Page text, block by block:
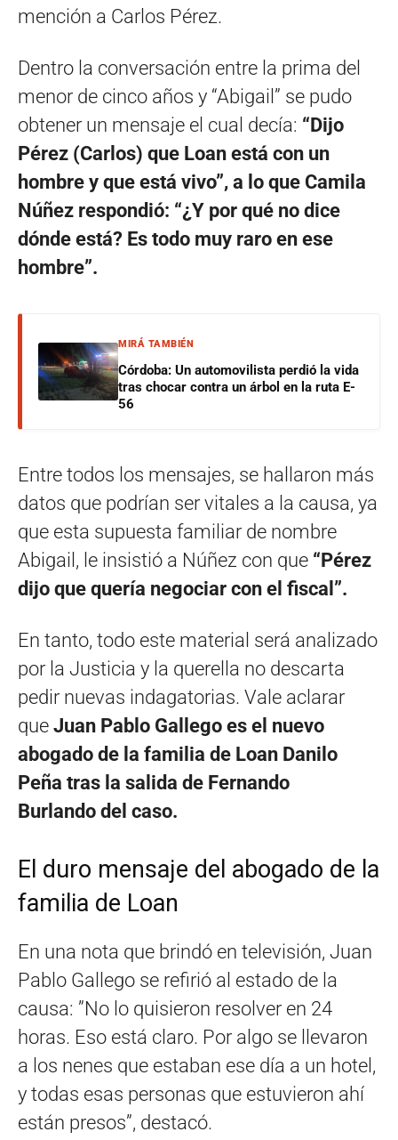
mención a Carlos Pérez.
Dentro la conversación entre la prima del
menor de cinco años y “Abigail” se pudo
obtener un mensaje el cual decía: “Dijo
Pérez (Carlos) que Loan está con un
hombre y que está vivo”, a lo que Camila
Núñez respondió: “¿Y por qué no dice
dónde está? Es todo muy raro en ese
hombre”.
MIRÁ TAMBIÉN
Córdoba: Un automovilista perdió la vida
tras chocar contra un árbol en la ruta E-
56
Entre todos los mensajes, se hallaron más
datos que podrían ser vitales a la causa, ya
que esta supuesta familiar de nombre
Abigail, le insistió a Núñez con que “Pérez
dijo que quería negociar con el fiscal”.
En tanto, todo este material será analizado
por la Justicia y la querella no descarta
pedir nuevas indagatorias. Vale aclarar
que Juan Pablo Gallego es el nuevo
abogado de la familia de Loan Danilo
Peña tras la salida de Fernando
Burlando del caso.
El duro mensaje del abogado de la
familia de Loan
En una nota que brindó en televisión, Juan
Pablo Gallego se refirió al estado de la
causa: ”No lo quisieron resolver en 24
horas. Eso está claro. Por algo se llevaron
a los nenes que estaban ese día a un hotel,
y todas esas personas que estuvieron ahí
están presos”, destacó.